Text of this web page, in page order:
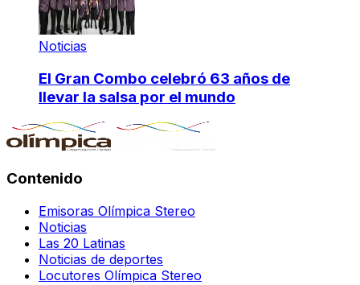
Noticias
El Gran Combo celebró 63 años de
llevar la salsa por el mundo
Contenido
Emisoras Olímpica Stereo
Noticias
Las 20 Latinas
Noticias de deportes
Locutores Olímpica Stereo